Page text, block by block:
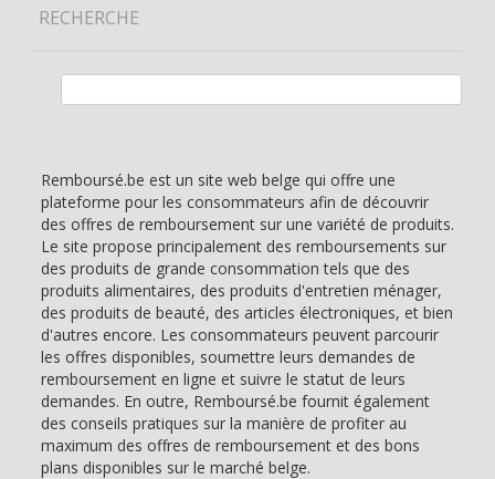
RECHERCHE
Remboursé.be est un site web belge qui offre une
plateforme pour les consommateurs afin de découvrir
des offres de remboursement sur une variété de produits.
Le site propose principalement des remboursements sur
des produits de grande consommation tels que des
produits alimentaires, des produits d'entretien ménager,
des produits de beauté, des articles électroniques, et bien
d'autres encore. Les consommateurs peuvent parcourir
les offres disponibles, soumettre leurs demandes de
remboursement en ligne et suivre le statut de leurs
demandes. En outre, Remboursé.be fournit également
des conseils pratiques sur la manière de profiter au
maximum des offres de remboursement et des bons
plans disponibles sur le marché belge.